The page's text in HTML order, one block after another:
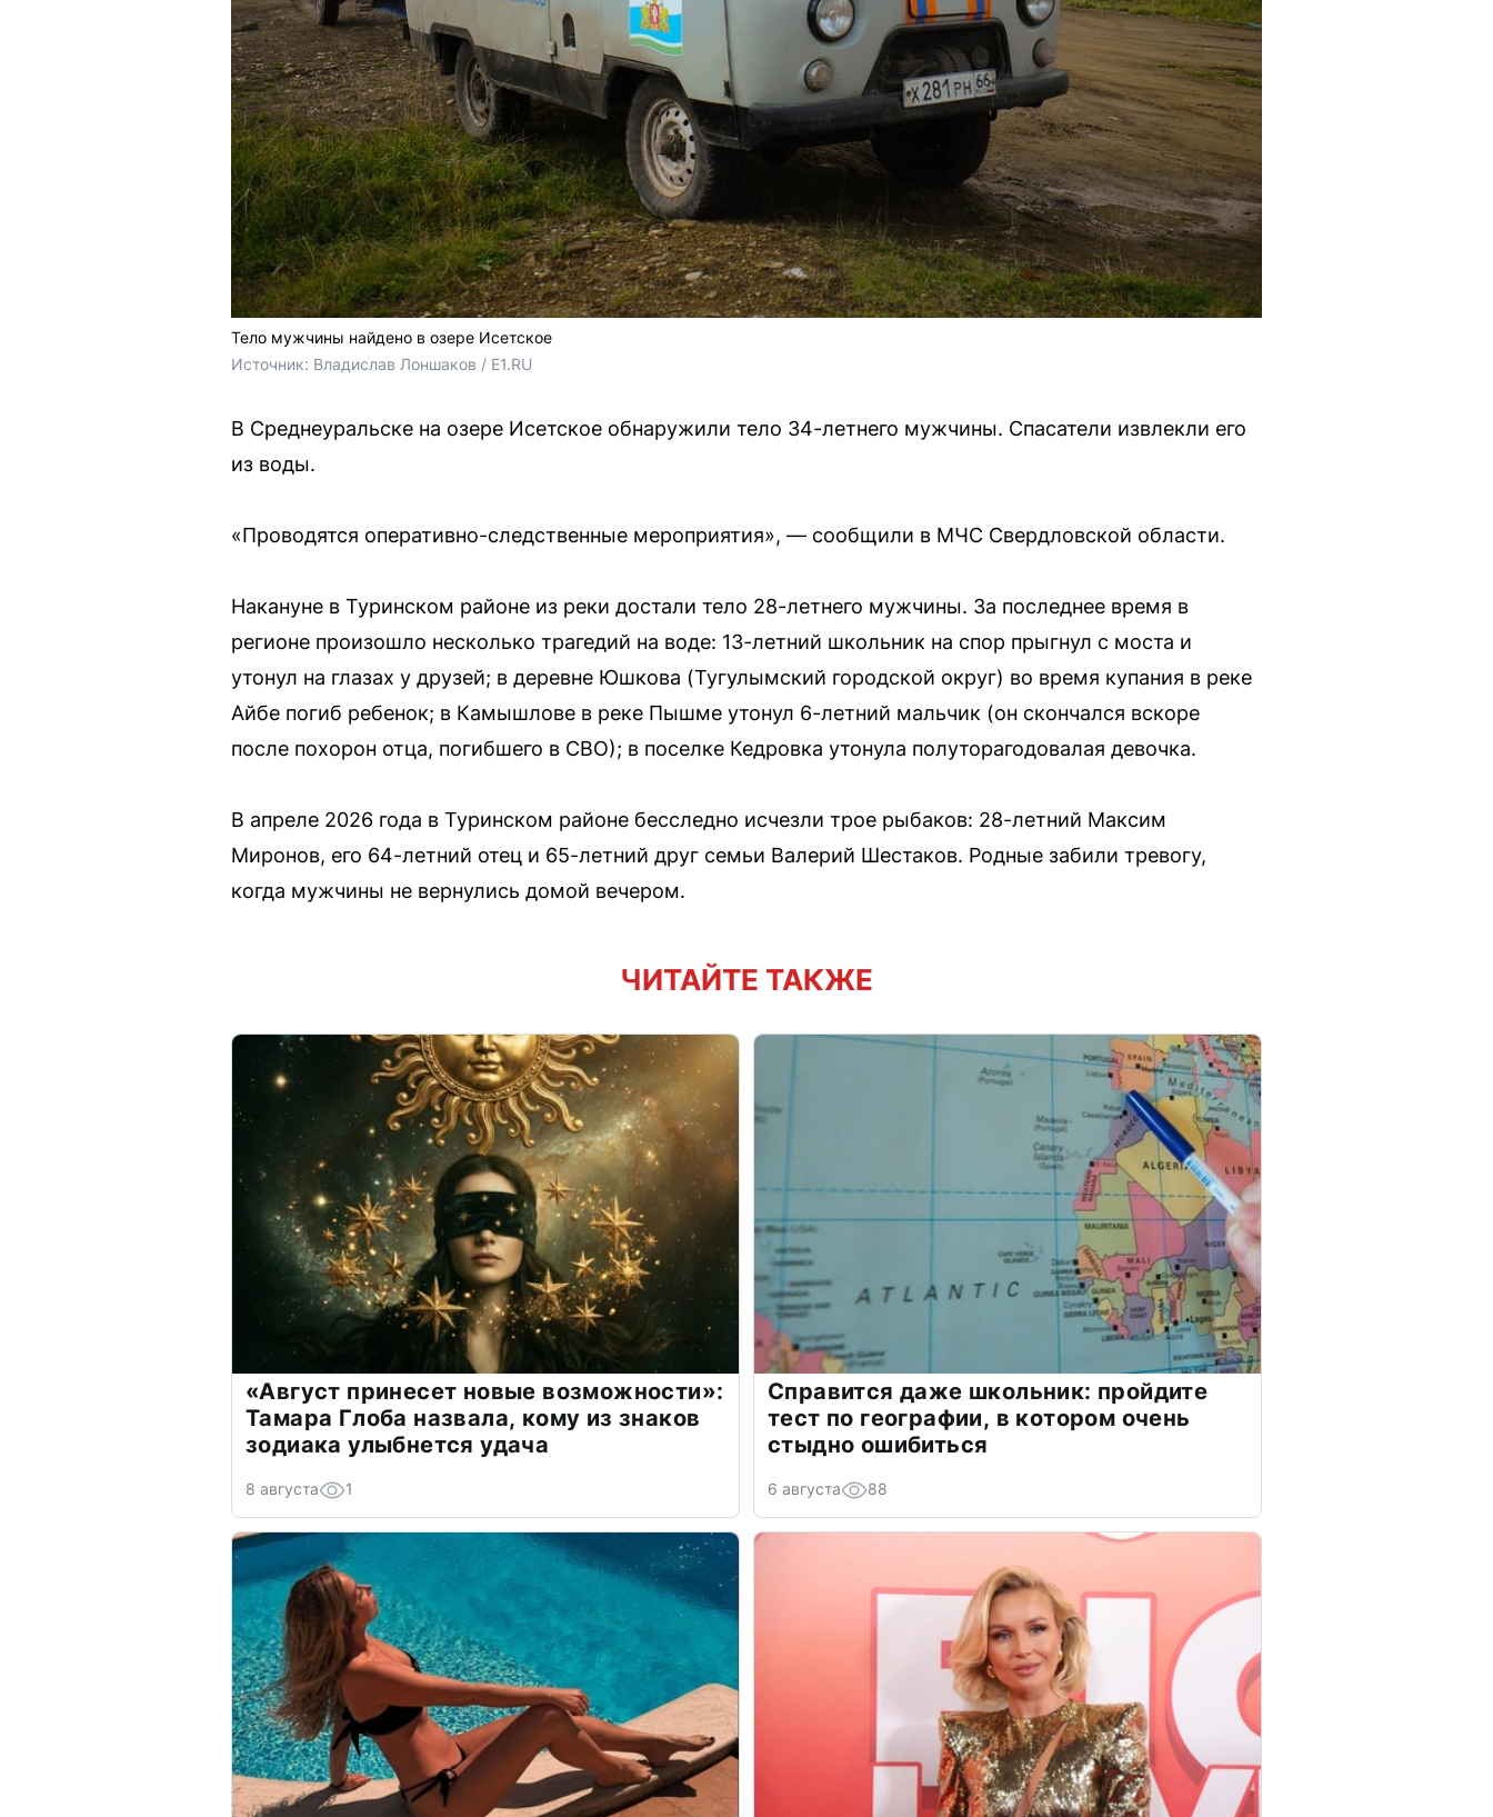
Тело мужчины найдено в озере Исетское
Источник: Владислав Лоншаков / E1.RU
В Среднеуральске на озере Исетское обнаружили тело 34-летнего мужчины. Спасатели извлекли его
из воды.
«Проводятся оперативно-следственные мероприятия», — сообщили в МЧС Свердловской области.
Накануне в Туринском районе из реки достали тело 28-летнего мужчины. За последнее время в
регионе произошло несколько трагедий на воде: 13-летний школьник на спор прыгнул с моста и
утонул на глазах у друзей; в деревне Юшкова (Тугулымский городской округ) во время купания в реке
Айбе погиб ребенок; в Камышлове в реке Пышме утонул 6-летний мальчик (он скончался вскоре
после похорон отца, погибшего в СВО); в поселке Кедровка утонула полуторагодовалая девочка.
В апреле 2026 года в Туринском районе бесследно исчезли трое рыбаков: 28-летний Максим
Миронов, его 64-летний отец и 65-летний друг семьи Валерий Шестаков. Родные забили тревогу,
когда мужчины не вернулись домой вечером.
ЧИТАЙТЕ ТАКЖЕ
«Август принесет новые возможности»:
Тамара Глоба назвала, кому из знаков
зодиака улыбнется удача
8 августа 1
Справится даже школьник: пройдите
тест по географии, в котором очень
стыдно ошибиться
6 августа 88